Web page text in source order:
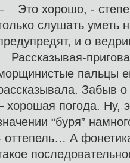
Это хорошо, -
слушать уметь
и о
Рассказывая-
пальцы
Забыв о
хорошая погода. Ну,
“буря”
оттепель… А